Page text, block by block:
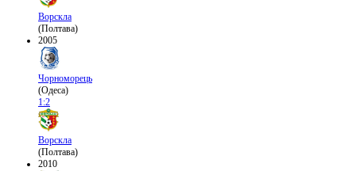
Ворскла
(Полтава)
2005
Чорноморець
(Одеса)
1:2
Ворскла
(Полтава)
2010